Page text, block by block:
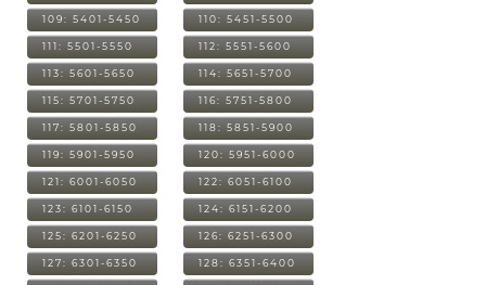
109: 5401-5450 110: 5451-5500
111: 5501-5550 112: 5551-5600
113: 5601-5650 114: 5651-5700
115: 5701-5750 116: 5751-5800
117: 5801-5850 118: 5851-5900
119: 5901-5950 120: 5951-6000
121: 6001-6050 122: 6051-6100
123: 6101-6150 124: 6151-6200
125: 6201-6250 126: 6251-6300
127: 6301-6350 128: 6351-6400